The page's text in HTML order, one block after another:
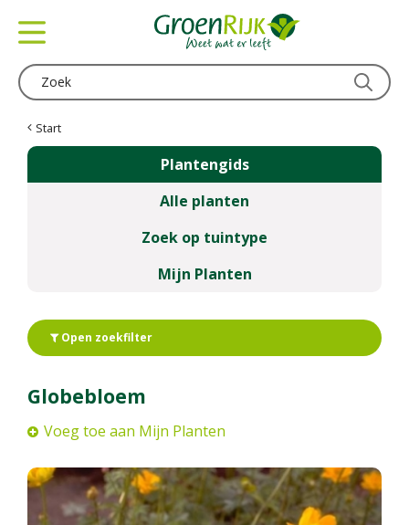
Start
Plantengids
Alle planten
Zoek op tuintype
Mijn Planten
Open zoekfilter
Globebloem
Voeg toe aan Mijn Planten